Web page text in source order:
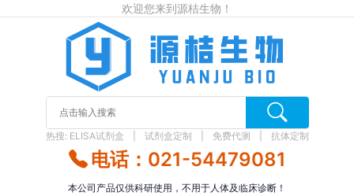
欢迎您来到源桔生物！
热搜: ELISA试剂盒 试剂盒定制 免费代测 抗体定制
电话：021-54479081
本公司产品仅供科研使用，不用于人体及临床诊断！